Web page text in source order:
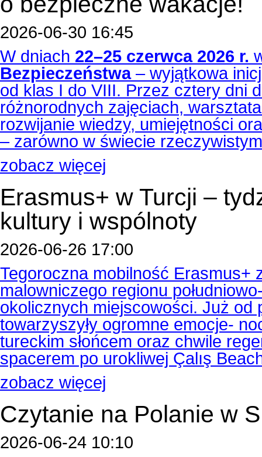
2026-06-30 16:45
W dniach 22–25 czerwca 2026 r.
Bezpieczeństwa– wyjątkowa
od klas I do VIII. Przez cztery dni
różnorodnych zajęciach,
rozwijanie wiedzy, umiejętności
– zarówno w świecie
zobacz więcej
Erasmus+ w Turcji –
kultury i wspólnoty
2026-06-26 17:00
Tegoroczna mobilność Erasmus+
malowniczego regionu
okolicznych miejscowości. Już
towarzyszyły ogromne emocje-
tureckim słońcem oraz chwile
spacerem po urokliwej Çalış
zobacz więcej
Czytanie na Polanie w
2026-06-24 10:10